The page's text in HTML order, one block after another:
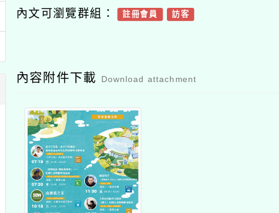
內文可瀏覽群組： 註冊會員 訪客
內容附件下載 Download attachment